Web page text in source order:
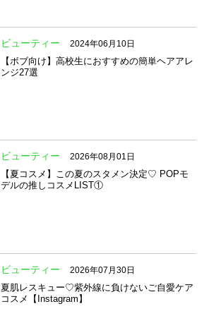
ビューティー 2024年06月10日
【ボブ向け】高校生におすすめの簡単ヘアアレ
ンジ27選
ビューティー 2026年08月01日
【夏コスメ】この夏のスタメン決定♡ POPモ
デルの推しコスメLIST①
ビューティー 2026年07月30日
夏肌レスキュー♡紫外線に負けないご自愛ケア
コスメ【Instagram】